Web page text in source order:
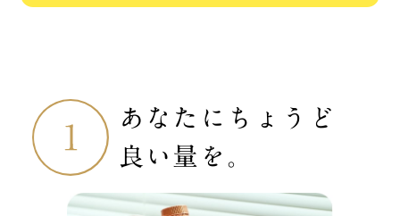
あなたにちょうど
良い量を。